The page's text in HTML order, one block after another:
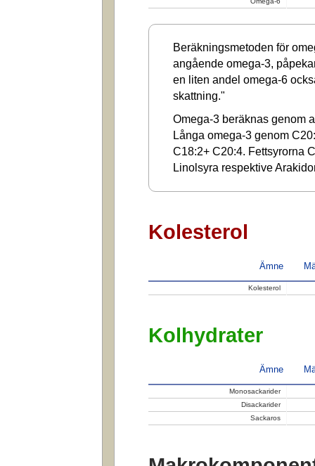
Beräkningsmetoden för
angående omega-3,
en liten andel omega-6
skattning."
Omega-3 beräknas genom
Långa omega-3 genom
C18:2+ C20:4. Fettsyrorna
Linolsyra respektive
Kolesterol
Ämne
Kolesterol
Kolhydrater
Ämne
Monosackarider
Disackarider
Sackaros